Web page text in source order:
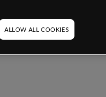
ALLOW ALL COOKIES